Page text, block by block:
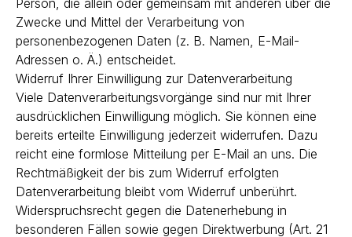
Person, die allein oder gemeinsam mit anderen über die
Zwecke und Mittel der Verarbeitung von
personenbezogenen Daten (z. B. Namen, E-Mail-
Adressen o. Ä.) entscheidet.
Widerruf Ihrer Einwilligung zur Datenverarbeitung
Viele Datenverarbeitungsvorgänge sind nur mit Ihrer
ausdrücklichen Einwilligung möglich. Sie können eine
bereits erteilte Einwilligung jederzeit widerrufen. Dazu
reicht eine formlose Mitteilung per E-Mail an uns. Die
Rechtmäßigkeit der bis zum Widerruf erfolgten
Datenverarbeitung bleibt vom Widerruf unberührt.
Widerspruchsrecht gegen die Datenerhebung in
besonderen Fällen sowie gegen Direktwerbung (Art. 21